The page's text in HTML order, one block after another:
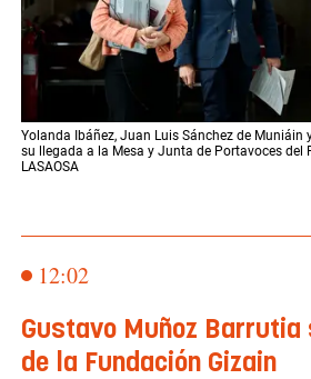
Yolanda Ibáñez, Juan Luis Sánchez de Muniáin
su llegada a la Mesa y Junta de Portavoces del
LASAOSA
12:02
Gustavo Muñoz Barrutia
de la Fundación Gizain